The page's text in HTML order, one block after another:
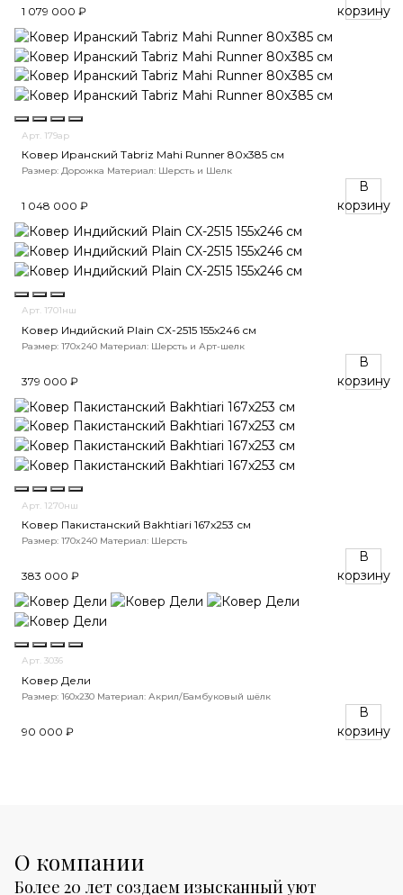
1 079 000 ₽ корзину
Арт. 179ар
Ковер Иранский Tabriz Mahi Runner 80x385 см
Размер: Дорожка Материал: Шерсть и Шелк
1 048 000 ₽
В
корзину
Арт. 1701нш
Ковер Индийский Plain CX-2515 155x246 см
Размер: 170x240 Материал: Шерсть и Арт-шелк
379 000 ₽
В
корзину
Арт. 1270нш
Ковер Пакистанский Bakhtiari 167x253 см
Размер: 170x240 Материал: Шерсть
383 000 ₽
В
корзину
Арт. 3036
Ковер Дели
Размер: 160х230 Материал: Акрил/Бамбуковый шёлк
90 000 ₽
В
корзину
О компании
Более 20 лет создаем изысканный уют